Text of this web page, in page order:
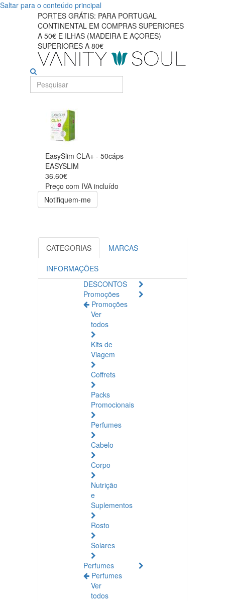
Saltar para o conteúdo principal
PORTES GRÁTIS: PARA PORTUGAL
CONTINENTAL EM COMPRAS SUPERIORES
A 50€ E ILHAS (MADEIRA E AÇORES)
SUPERIORES A 80€
EasySlim CLA+ - 50cáps
EASYSLIM
36.60€
Preço com IVA incluído
Notifiquem-me
CATEGORIAS MARCAS
INFORMAÇÕES
DESCONTOS
Promoções
Promoções
Ver
todos
Kits de
Viagem
Coffrets
Packs
Promocionais
Perfumes
Cabelo
Corpo
Nutrição
e
Suplementos
Rosto
Solares
Perfumes
Perfumes
Ver
todos